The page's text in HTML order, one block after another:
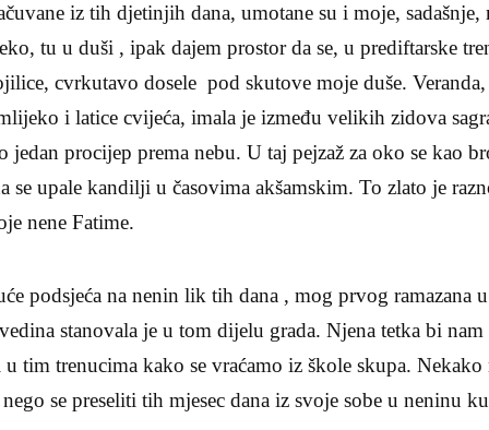
iz tih djetinjih dana, umotane su i moje, sadašnje,
tu u duši , ipak dajem prostor da se, u prediftarske
cvrkutavo dosele pod skutove moje duše.
i latice cvijeća, imala je između velikih zidova
jedan procijep prema nebu. U taj pejzaž za oko se kao
se upale kandilji u časovima akšamskim. To zlato je
nene Fatime.
podsjeća na nenin lik tih dana , mog prvog ramazana
stanovala je u tom dijelu grada. Njena tetka bi nam
tim trenucima kako se vraćamo iz škole skupa.
se preseliti tih mjesec dana iz svoje sobe u neninu